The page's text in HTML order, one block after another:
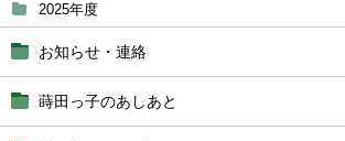
2025年度
お知らせ・連絡
蒔田っ子のあしあと